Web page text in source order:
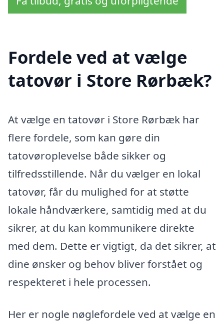
Fordele ved at vælge
tatovør i Store Rørbæk?
At vælge en tatovør i Store Rørbæk har
flere fordele, som kan gøre din
tatovøroplevelse både sikker og
tilfredsstillende. Når du vælger en lokal
tatovør, får du mulighed for at støtte
lokale håndværkere, samtidig med at du
sikrer, at du kan kommunikere direkte
med dem. Dette er vigtigt, da det sikrer, at
dine ønsker og behov bliver forstået og
respekteret i hele processen.
Her er nogle nøglefordele ved at vælge en